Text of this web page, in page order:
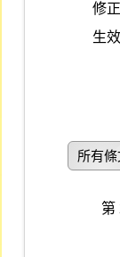
修
生
所有條
第